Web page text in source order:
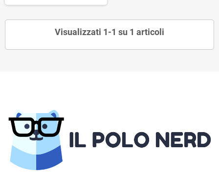
Visualizzati 1-1 su 1 articoli